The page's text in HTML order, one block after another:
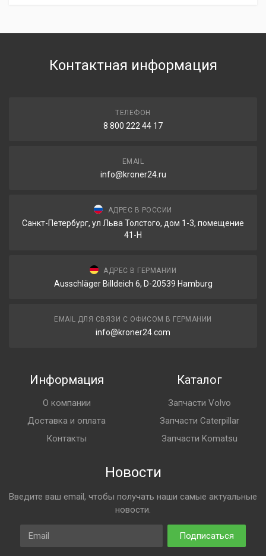
Контактная информация
ТЕЛЕФОН
8 800 222 44 17
EMAIL
info@kroner24.ru
АДРЕС В РОССИИ
Санкт-Петербург, ул Льва Толстого, дом 1-3, помещение
41-Н
АДРЕС В ГЕРМАНИИ
Ausschläger Billdeich 6, D-20539 Hamburg
EMAIL ДЛЯ СВЯЗИ С ОФИСОМ В ГЕРМАНИИ
info@kroner24.com
Информация
О компании
Доставка и оплата
Контакты
Каталог
Запчасти Volvo
Запчасти Caterpillar
Запчасти Komatsu
Новости
Введите ваш email, чтобы получать наши самые актуальные
новости.
Email
Подписаться